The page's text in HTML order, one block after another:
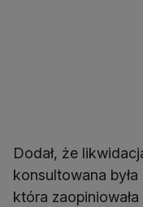
Dodał, że
konsultowana była
która